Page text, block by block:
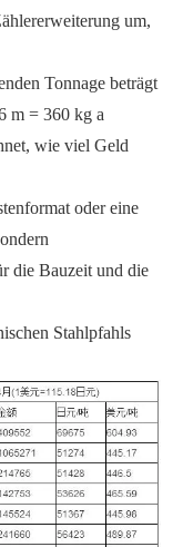
um,
Tonnage beträgt
m = 360 kg a
wie viel Geld
oder eine
die Bauzeit und die
Stahlpfahls